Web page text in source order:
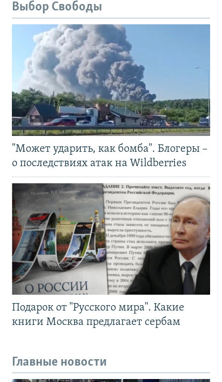
Выбор Свободы
"Может ударить, как бомба". Блогеры –
о последствиях атак на Wildberries
Подарок от "Русского мира". Какие
книги Москва предлагает сербам
Главные новости